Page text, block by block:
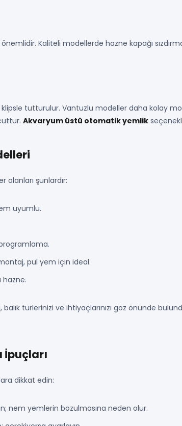
Kaliteli modellerde hazne kapağı
tutturulur. Vantuzlu modeller daha kolay
Akvaryum üstü otomatik yemlik
şunlardır:
uyumlu.
pul yem için ideal.
hazne.
türlerinizi ve ihtiyaçlarınızı göz önünde
İpuçları
dikkat edin:
nem yemlerin bozulmasına neden olur.